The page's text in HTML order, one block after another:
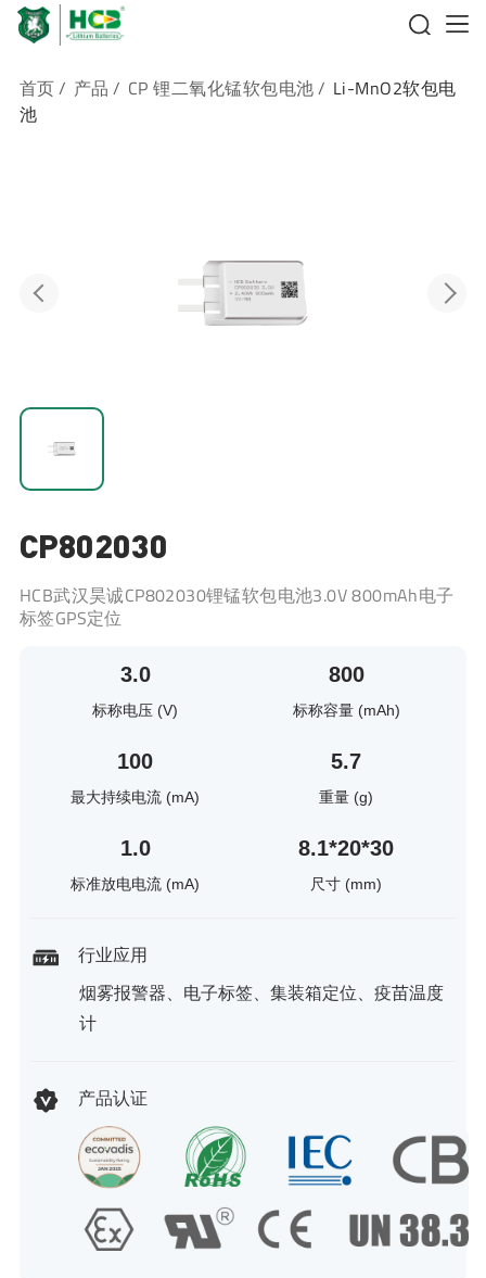
首页/ 产品 / CP 锂二氧化锰软包电池/ Li-MnO2软包电
池
CP802030
HCB武汉昊诚CP802030锂锰软包电池3.0V 800mAh电子
标签GPS定位
3.0
标称电压 (V)
800
标称容量 (mAh)
100
最大持续电流 (mA)
5.7
重量 (g)
1.0
标准放电电流 (mA)
8.1*20*30
尺寸 (mm)
行业应用
烟雾报警器、电子标签、集装箱定位、疫苗温度
计
产品认证